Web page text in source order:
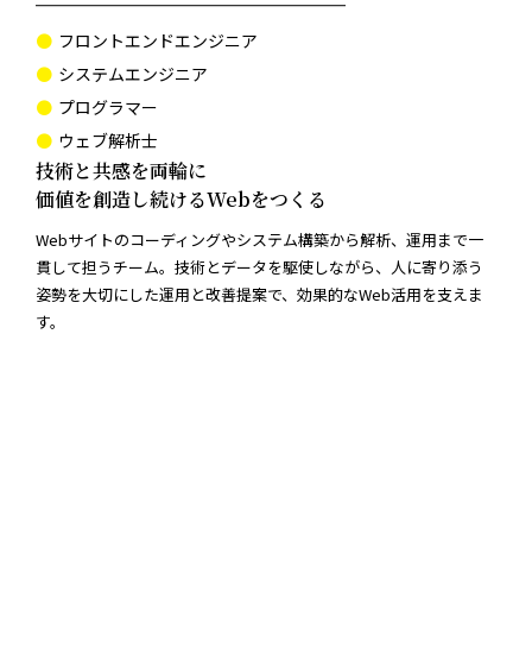
フロントエンドエンジニア
システムエンジニア
プログラマー
ウェブ解析士
技術と共感を両輪に
価値を創造し続けるWebをつくる
Webサイトのコーディングやシステム構築から解析、運用まで一
貫して担うチーム。技術とデータを駆使しながら、人に寄り添う
姿勢を大切にした運用と改善提案で、効果的なWeb活用を支えま
す。